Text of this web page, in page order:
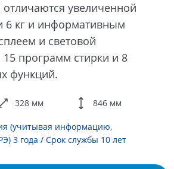
отличаются увеличенной
6 кг и информативным
и световой
15 программ стирки и 8
функций.
328 мм 846 мм
(учитывая информацию,
3 года / Срок службы 10 лет